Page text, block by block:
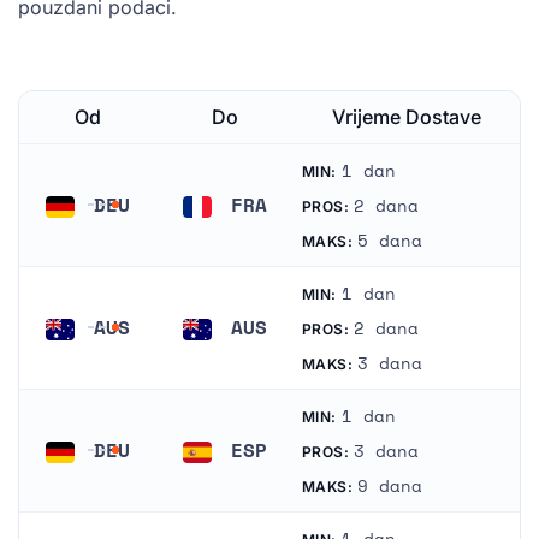
pouzdani podaci.
Od Do Vrijeme Dostave
DEU FRA
MIN: 1 dan
PROS: 2 dana
MAKS: 5 dana
AUS AUS
MIN: 1 dan
PROS: 2 dana
MAKS: 3 dana
DEU ESP
MIN: 1 dan
PROS: 3 dana
MAKS: 9 dana